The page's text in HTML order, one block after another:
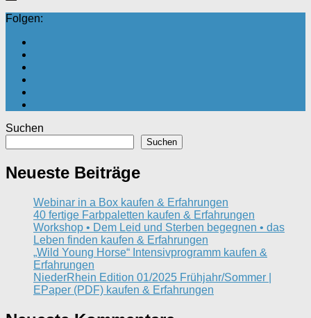
Folgen:
Suchen
Suchen
Neueste Beiträge
Webinar in a Box kaufen & Erfahrungen
40 fertige Farbpaletten kaufen & Erfahrungen
Workshop • Dem Leid und Sterben begegnen • das
Leben finden kaufen & Erfahrungen
„Wild Young Horse“ Intensivprogramm kaufen &
Erfahrungen
NiederRhein Edition 01/2025 Frühjahr/Sommer |
EPaper (PDF) kaufen & Erfahrungen